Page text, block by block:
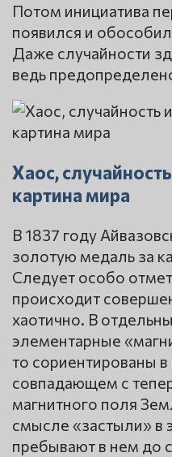
Потом инициатива
появился и
Даже случайности
ведь
Хаос,
картина мира
В 1837 году
золотую медаль за
Следует особо
происходит
хаотично. В
элементарные
то сориентированы
совпадающем с
магнитного поля
смысле «застыли» в
пребывают в нем до